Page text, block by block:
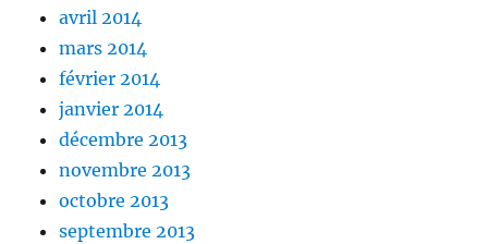
avril 2014
mars 2014
février 2014
janvier 2014
décembre 2013
novembre 2013
octobre 2013
septembre 2013